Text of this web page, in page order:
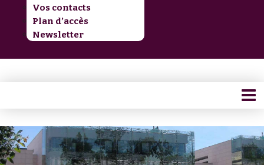
Vos contacts
Plan d’accès
Newsletter